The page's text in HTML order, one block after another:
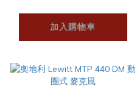
加入購物車